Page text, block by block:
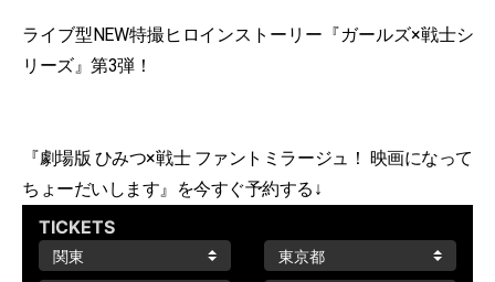
ライブ型NEW特撮ヒロインストーリー『ガールズ×戦士シ
リーズ』第3弾！
『劇場版 ひみつ×戦士 ファントミラージュ！ 映画になって
ちょーだいします』を今すぐ予約する↓